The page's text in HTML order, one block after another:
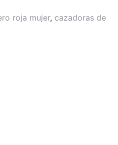
roja mujer, cazadoras de